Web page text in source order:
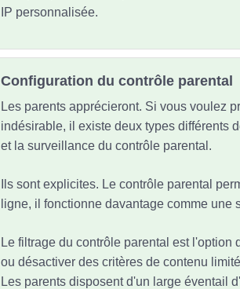
IP personnalisée.
Configuration du contrôle parental
Les parents apprécieront. Si vous voulez
indésirable, il existe deux types différents
et la surveillance du contrôle parental.
Ils sont explicites. Le contrôle parental
ligne, il fonctionne davantage comme une
Le filtrage du contrôle parental est
ou désactiver des critères de contenu
Les parents disposent d'un large éventail